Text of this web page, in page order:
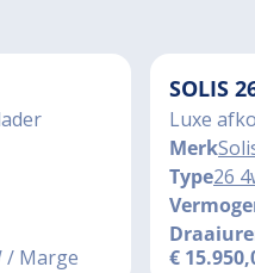
/ Marge
SOLIS
Luxe
Merk
Type26
€